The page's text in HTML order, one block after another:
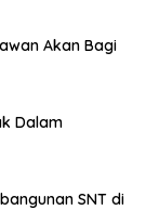
Akan Bagi
Dalam
SNT di